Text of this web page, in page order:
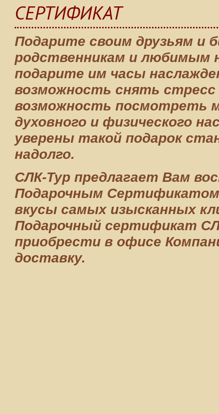
СЕРТИФИКАТ
Подарите своим друзьям и
родственникам и любимым
подарите им часы
возможность снять
возможность посмотреть
духовного и физического
уверены такой подарок
надолго.
СЛК-Тур предлагает Вам
Подарочным
вкусы самых изысканных
Подарочный сертификат
приобрести в офисе
доставку.